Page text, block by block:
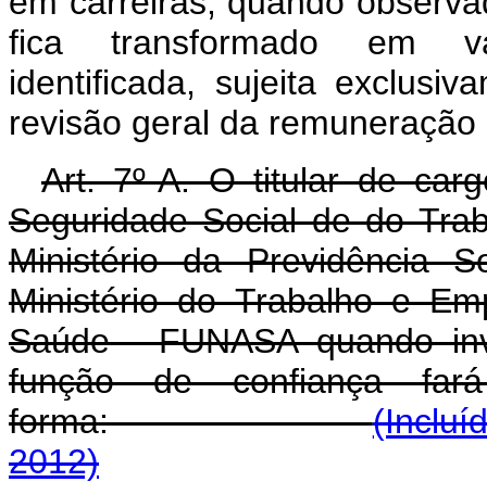
fica transformado em
identificada, sujeita
revisão geral da
Art. 7º-A. O titular de
Seguridade Social de do
Ministério da Previdência
Ministério do Trabalho e
Saúde - FUNASA quando
função de confiança
forma:
2012)